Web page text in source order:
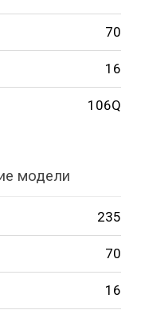
70
16
106Q
модели
235
70
16